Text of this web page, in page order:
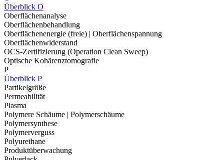
Überblick O
Oberflächenanalyse
Oberflächenbehandlung
Oberflächenenergie (freie) | Oberflächenspannung
Oberflächenwiderstand
OCS-Zertifizierung (Operation Clean Sweep)
Optische Kohärenztomografie
P
Überblick P
Partikelgröße
Permeabilität
Plasma
Polymere Schäume | Polymerschäume
Polymersynthese
Polymerverguss
Polyurethane
Produktüberwachung